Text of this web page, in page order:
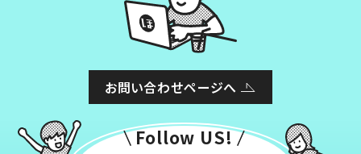
お問い合わせページへ
Follow US!